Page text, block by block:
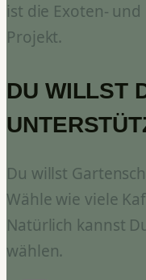
ist die Exoten- und
Projekt.
DU WILLST
Du willst
Wähle wie viele
Natürlich kannst
wählen.